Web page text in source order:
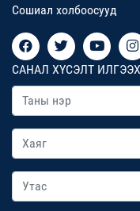
Сошиал холбоосууд
САНАЛ ХҮСЭЛТ ИЛГЭЭХ